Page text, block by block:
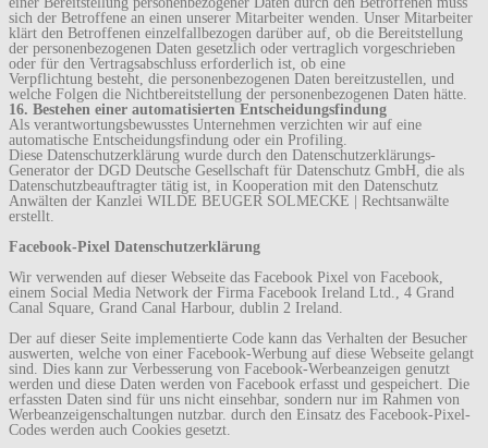
sich der Betroffene an einen unserer Mitarbeiter wenden. Unser Mitarbeiter
klärt den Betroffenen einzelfallbezogen darüber auf, ob die Bereitstellung
der personenbezogenen Daten gesetzlich oder vertraglich vorgeschrieben
oder für den Vertragsabschluss erforderlich ist, ob eine
Verpflichtung besteht, die personenbezogenen Daten bereitzustellen, und
welche Folgen die Nichtbereitstellung der personenbezogenen Daten hätte.
16. Bestehen einer automatisierten Entscheidungsfindung
Als verantwortungsbewusstes Unternehmen verzichten wir auf eine
automatische Entscheidungsfindung oder ein Profiling.
Diese Datenschutzerklärung wurde durch den Datenschutzerklärungs-
Generator der DGD Deutsche Gesellschaft für Datenschutz GmbH, die als
Datenschutzbeauftragter tätig ist, in Kooperation mit den Datenschutz
Anwälten der Kanzlei WILDE BEUGER SOLMECKE | Rechtsanwälte
erstellt.
Facebook-Pixel Datenschutzerklärung
Wir verwenden auf dieser Webseite das Facebook Pixel von Facebook,
einem Social Media Network der Firma Facebook Ireland Ltd., 4 Grand
Canal Square, Grand Canal Harbour, dublin 2 Ireland.
Der auf dieser Seite implementierte Code kann das Verhalten der Besucher
auswerten, welche von einer Facebook-Werbung auf diese Webseite gelangt
sind. Dies kann zur Verbesserung von Facebook-Werbeanzeigen genutzt
werden und diese Daten werden von Facebook erfasst und gespeichert. Die
erfassten Daten sind für uns nicht einsehbar, sondern nur im Rahmen von
Werbeanzeigenschaltungen nutzbar. durch den Einsatz des Facebook-Pixel-
Codes werden auch Cookies gesetzt.